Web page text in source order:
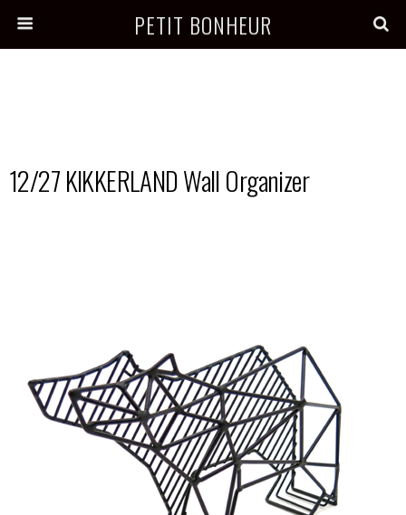
PETIT BONHEUR
12/27 KIKKERLAND Wall Organizer